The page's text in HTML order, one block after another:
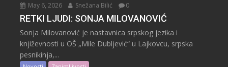
May 6, 2026 Snežana Bilić 0
RETKI LJUDI: SONJA MILOVANOVIĆ
Sonja Milovanović je nastavnica srpskog jezika i
književnosti u OŠ „Mile Dubljević“ u Lajkovcu, srpska
pesnikinja,...